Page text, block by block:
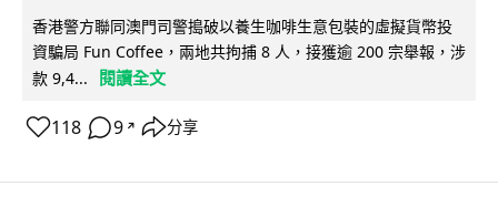
香港警方聯同澳門司警搗破以養生咖啡生意包裝的虛擬貨幣投
資騙局 Fun Coffee，兩地共拘捕 8 人，接獲逾 200 宗舉報，涉
款 9,4...
閱讀全文
118 9 ↗ 分享